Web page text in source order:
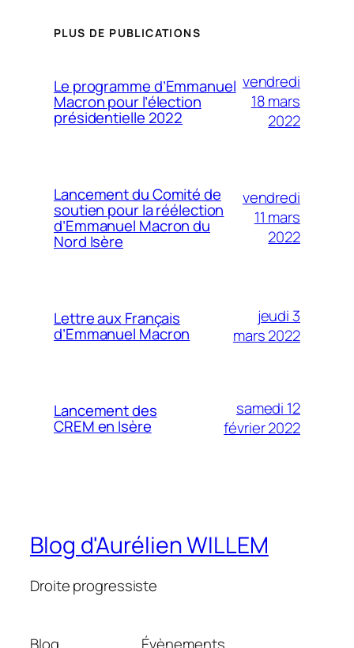
PLUS DE PUBLICATIONS
Le programme d’Emmanuel
Macron pour l’élection
présidentielle 2022
vendredi
18 mars
2022
Lancement du Comité de
soutien pour la réélection
d’Emmanuel Macron du
Nord Isère
vendredi
11 mars
2022
Lettre aux Français
d’Emmanuel Macron
jeudi 3
mars 2022
Lancement des
CREM en Isère
samedi 12
février 2022
Blog d'Aurélien WILLEM
Droite progressiste
Blog Évènements